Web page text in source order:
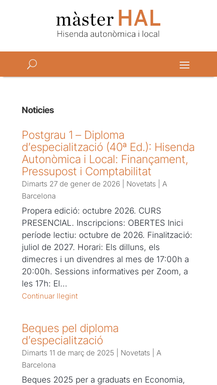
Noticies
Postgrau 1 – Diploma
d’especialització (40ª Ed.): Hisenda
Autonòmica i Local: Finançament,
Pressupost i Comptabilitat
Dimarts 27 de gener de 2026 Novetats
A
Barcelona
Propera edició: octubre 2026. CURS
PRESENCIAL. Inscripcions: OBERTES Inici
període lectiu: octubre de 2026. Finalització:
juliol de 2027. Horari: Els dilluns, els
dimecres i un divendres al mes de 17:00h a
20:00h. Sessions informatives per Zoom, a
les 17h: El...
Continuar llegint
Beques pel diploma
d’especialització
Dimarts 11 de març de 2025 Novetats
A
Barcelona
Beques 2025 per a graduats en Economia,